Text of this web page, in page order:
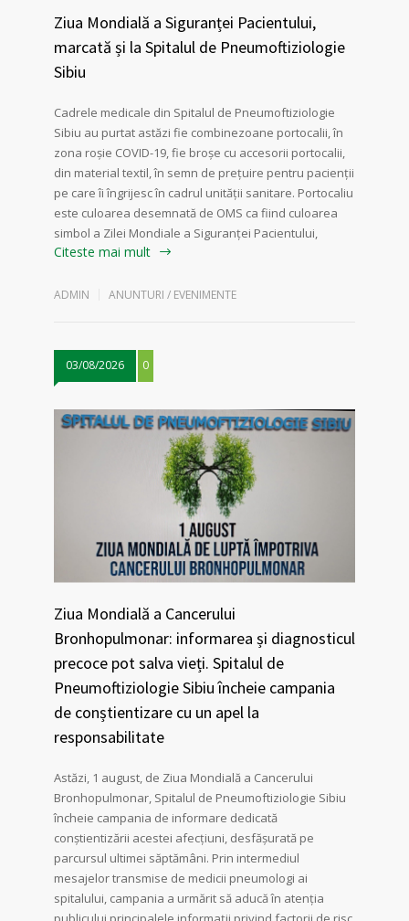
Ziua Mondială a Siguranței Pacientului,
marcată și la Spitalul de Pneumoftiziologie
Sibiu
Cadrele medicale din Spitalul de Pneumoftiziologie
Sibiu au purtat astăzi fie combinezoane portocalii, în
zona roșie COVID-19, fie broșe cu accesorii portocalii,
din material textil, în semn de prețuire pentru pacienții
pe care îi îngrijesc în cadrul unității sanitare. Portocaliu
este culoarea desemnată de OMS ca fiind culoarea
simbol a Zilei Mondiale a Siguranței Pacientului,
Citeste mai mult
ADMIN ANUNTURI / EVENIMENTE
03/08/2026 0
Ziua Mondială a Cancerului
Bronhopulmonar: informarea și diagnosticul
precoce pot salva vieți. Spitalul de
Pneumoftiziologie Sibiu încheie campania
de conștientizare cu un apel la
responsabilitate
Astăzi, 1 august, de Ziua Mondială a Cancerului
Bronhopulmonar, Spitalul de Pneumoftiziologie Sibiu
încheie campania de informare dedicată
conștientizării acestei afecțiuni, desfășurată pe
parcursul ultimei săptămâni. Prin intermediul
mesajelor transmise de medicii pneumologi ai
spitalului, campania a urmărit să aducă în atenția